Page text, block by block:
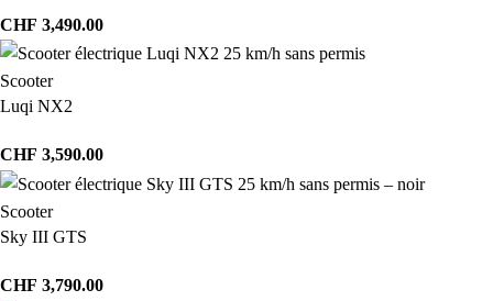
CHF 3,490.00
Scooter
Luqi NX2
CHF 3,590.00
Scooter
Sky III GTS
CHF 3,790.00